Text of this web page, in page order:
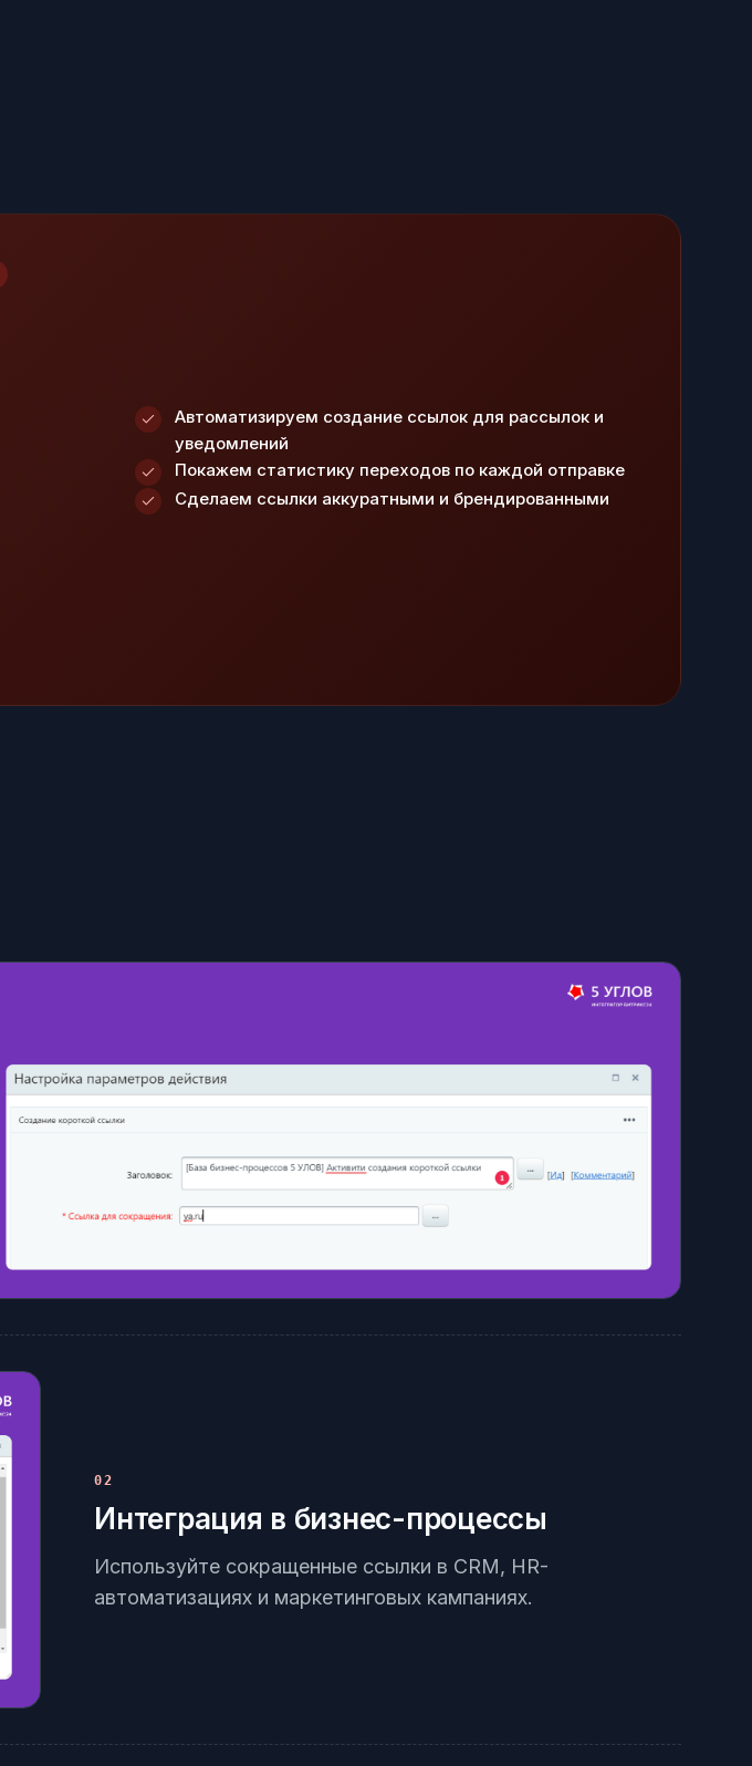
Автоматизируем создание ссылок для рассылок и
уведомлений
Покажем статистику переходов по каждой отправке
Сделаем ссылки аккуратными и брендированными
02
Интеграция в бизнес-процессы
Используйте сокращенные ссылки в CRM, HR-
автоматизациях и маркетинговых кампаниях.